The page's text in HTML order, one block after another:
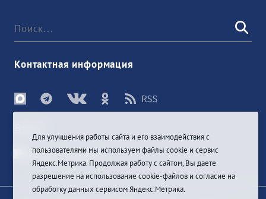
Контактная информация
Для улучшения работы сайта и его взаимодействия с
пользователями мы используем файлы cookie и сервис
Яндекс.Метрика. Продолжая работу с сайтом, Вы даете
разрешение на использование cookie-файлов и согласие на
обработку данных сервисом Яндекс.Метрика.